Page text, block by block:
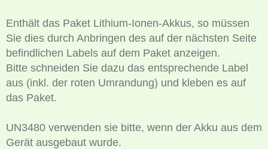
Enthält das Paket Lithium-Ionen-Akkus, so müssen
Sie dies durch Anbringen des auf der nächsten Seite
befindlichen Labels auf dem Paket anzeigen.
Bitte schneiden Sie dazu das entsprechende Label
aus (inkl. der roten Umrandung) und kleben es auf
das Paket.
UN3480 verwenden sie bitte, wenn der Akku aus dem
Gerät ausgebaut wurde.